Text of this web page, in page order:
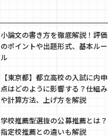
小論文の書き方を徹底解説！評価
のポイントや出題形式、基本ルー
ル
【東京都】都立高校の入試に内申
点はどのように影響する？仕組み
や計算方法、上げ方を解説
学校推薦型選抜の公募推薦とは？
指定校推薦との違いも解説